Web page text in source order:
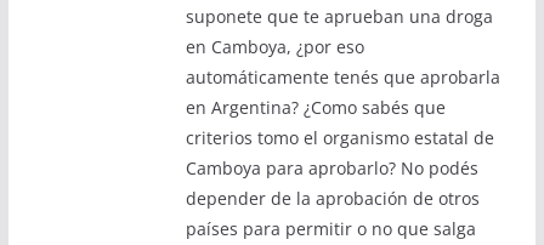
suponete que te aprueban una droga
en Camboya, ¿por eso
automáticamente tenés que aprobarla
en Argentina? ¿Como sabés que
criterios tomo el organismo estatal de
Camboya para aprobarlo? No podés
depender de la aprobación de otros
países para permitir o no que salga